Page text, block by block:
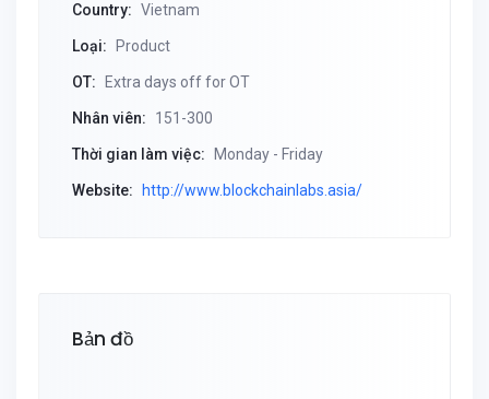
Country: Vietnam
Loại: Product
OT: Extra days off for OT
Nhân viên: 151-300
Thời gian làm việc: Monday - Friday
Website: http://www.blockchainlabs.asia/
Bản đồ